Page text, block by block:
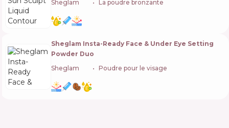
Sheglam
La poudre bronzante
Sheglam Insta-Ready Face & Under Eye Setting
Powder Duo
Sheglam
Poudre pour le visage